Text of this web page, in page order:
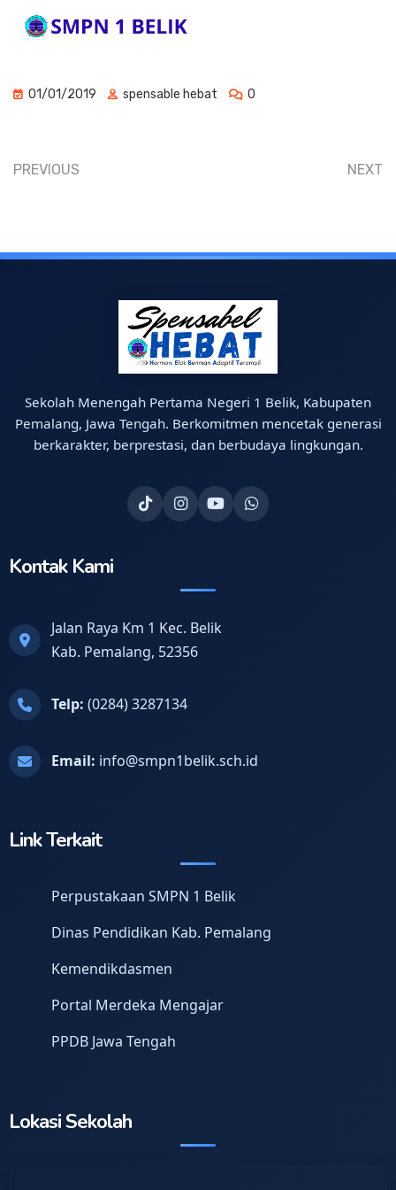
01/01/2019 spensable hebat 0
PREVIOUS NEXT
Sekolah Menengah Pertama Negeri 1 Belik, Kabupaten
Pemalang, Jawa Tengah. Berkomitmen mencetak generasi
berkarakter, berprestasi, dan berbudaya lingkungan.
Kontak Kami
Jalan Raya Km 1 Kec. Belik
Kab. Pemalang, 52356
Telp: (0284) 3287134
Email: info@smpn1belik.sch.id
Link Terkait
Perpustakaan SMPN 1 Belik
Dinas Pendidikan Kab. Pemalang
Kemendikdasmen
Portal Merdeka Mengajar
PPDB Jawa Tengah
Lokasi Sekolah